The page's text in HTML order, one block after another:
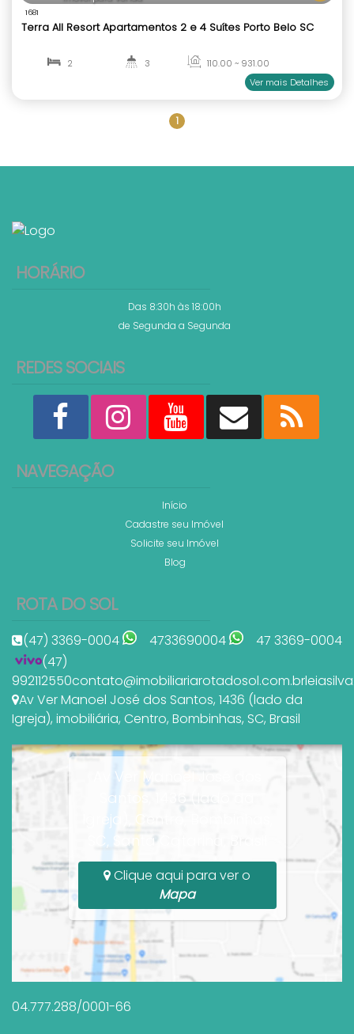
Consulte o Valor
Imóvel para Venda
Terra All Resort Apartamentos 2 e 4 Suítes Porto
1
HORÁRIO
Das 8:30h às 18:00h
de Segunda a Segunda
REDES SOCIAIS
NAVEGAÇÃO
Início
Cadastre seu Imóvel
Solicite seu Imóvel
Blog
ROTA DO SOL
(47) 3369-0004 4733690004
47 3369-0004
(47)
992112550contato@imobiliariarotadosol.com.br
Av Ver Manoel José dos Santos, 1436 (lado da
Igreja), imobiliária, Centro, Bombinhas, SC, Brasil
Av Ver Manoel José dos
Santos, 1436 (lado da
Igreja), Centro, Bombinhas,
SC, Santa Catarina, Brasil
Clique aqui para ver o
Mapa
04.777.288/0001-66